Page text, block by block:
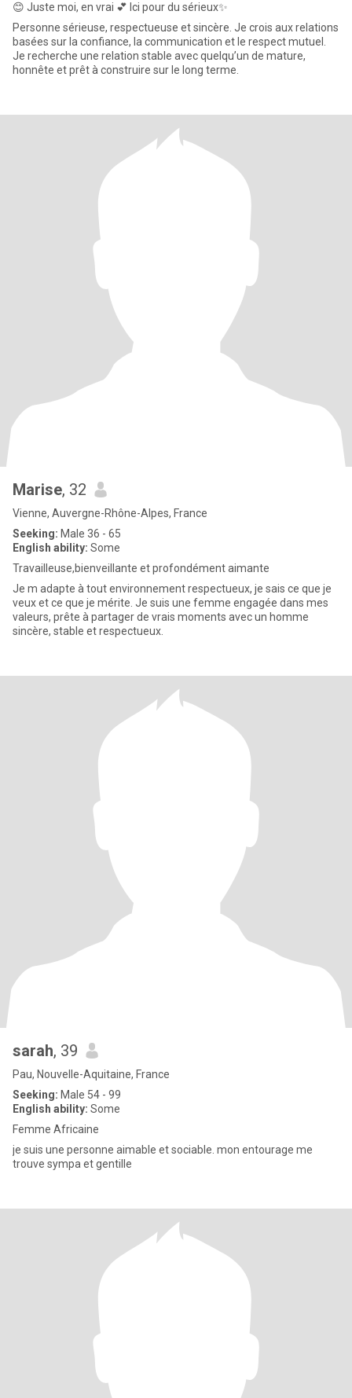
😊 Juste moi, en vrai 💕 Ici pour du sérieux✨
Personne sérieuse, respectueuse et sincère. Je crois aux relations
basées sur la confiance, la communication et le respect mutuel.
Je recherche une relation stable avec quelqu’un de mature,
honnête et prêt à construire sur le long terme.
Marise, 32
Vienne, Auvergne-Rhône-Alpes, France
Seeking: Male 36 - 65
English ability: Some
Travailleuse,bienveillante et profondément aimante
Je m adapte à tout environnement respectueux, je sais ce que je
veux et ce que je mérite. Je suis une femme engagée dans mes
valeurs, prête à partager de vrais moments avec un homme
sincère, stable et respectueux.
sarah, 39
Pau, Nouvelle-Aquitaine, France
Seeking: Male 54 - 99
English ability: Some
Femme Africaine
je suis une personne aimable et sociable. mon entourage me
trouve sympa et gentille